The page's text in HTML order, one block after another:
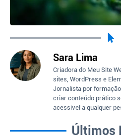
Sara Lima
Criadora do Meu Site
sites, WordPress e
Jornalista por
criar conteúdo prático
acessível a qualquer
Últimos